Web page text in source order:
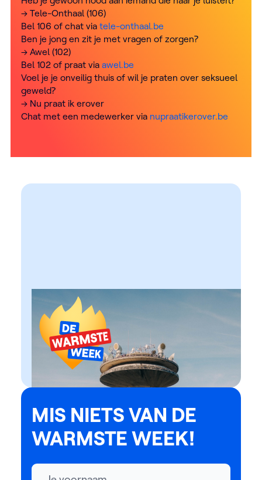
→ Tele-Onthaal (106)
Bel 106 of chat via tele-onthaal.be
Ben je jong en zit je met vragen of zorgen?
→ Awel (102)
Bel 102 of praat via awel.be
Voel je je onveilig thuis of wil je praten over seksueel
geweld?
→ Nu praat ik erover
Chat met een medewerker via nupraatikerover.be
MIS NIETS VAN DE
WARMSTE WEEK!
Naam